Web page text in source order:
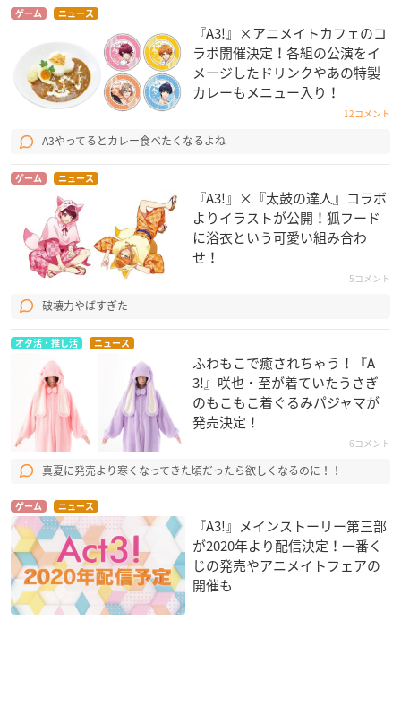
ゲーム ニュース
『A3!』×アニメイトカフェのコ
ラボ開催決定！各組の公演をイ
メージしたドリンクやあの特製
カレーもメニュー入り！
12コメント
A3やってるとカレー食べたくなるよね
ゲーム ニュース
『A3!』×『太鼓の達人』コラボ
よりイラストが公開！狐フード
に浴衣という可愛い組み合わ
せ！
5コメント
破壊力やばすぎた
オタ活・推し活 ニュース
ふわもこで癒されちゃう！『A
3!』咲也・至が着ていたうさぎ
のもこもこ着ぐるみパジャマが
発売決定！
6コメント
真夏に発売より寒くなってきた頃だったら欲しくなるのに！！
ゲーム ニュース
『A3!』メインストーリー第三部
が2020年より配信決定！一番く
じの発売やアニメイトフェアの
開催も